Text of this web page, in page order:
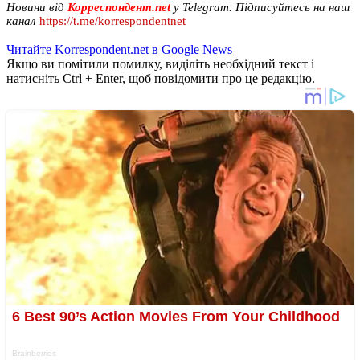
Новини від Корреспондент.net у Telegram. Підписуйтесь на наш
канал https://t.me/korrespondentnet
Читайте Korrespondent.net в Google News
Якщо ви помітили помилку, виділіть необхідний текст і
натисніть Ctrl + Enter, щоб повідомити про це редакцію.